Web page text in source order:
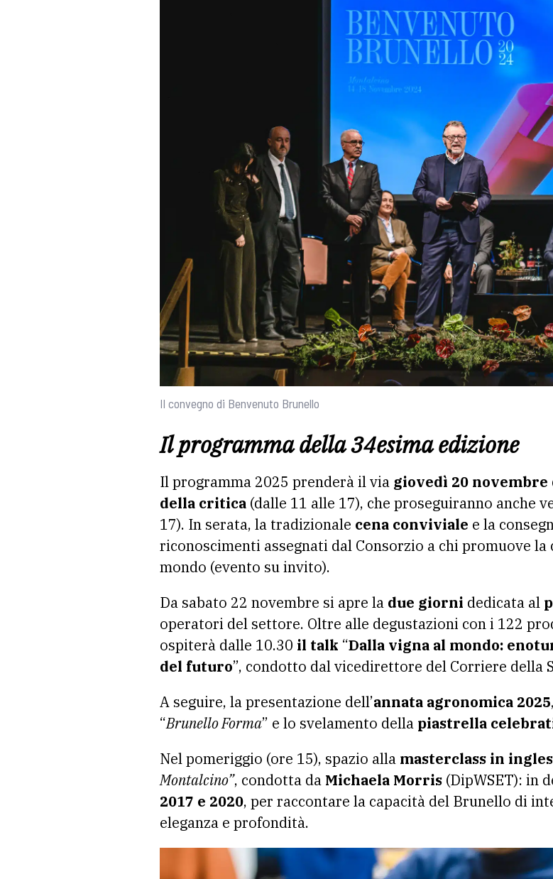
Il convegno di Benvenuto Brunello
Il programma della 34esima edizione
Il programma 2025 prenderà il via giovedì 20 novembre
della critica (dalle 11 alle 17), che proseguiranno anche
17). In serata, la tradizionale cena conviviale e la
riconoscimenti assegnati dal Consorzio a chi promuove
mondo (evento su invito).
Da sabato 22 novembre si apre la due giorni dedicata al
operatori del settore. Oltre alle degustazioni con i 122
ospiterà dalle 10.30 il talk “Dalla vigna al mondo:
del futuro”, condotto dal vicedirettore del Corriere della
A seguire, la presentazione dell’annata agronomica 2025
“Brunello Forma” e lo svelamento della piastrella
Nel pomeriggio (ore 15), spazio alla masterclass in
Montalcino”, condotta da Michaela Morris (DipWSET): in
2017 e 2020, per raccontare la capacità del Brunello di
eleganza e profondità.